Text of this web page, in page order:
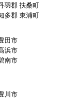
ー
羽郡 扶桑町
多郡 東浦町
田市
浜市
南市
川市